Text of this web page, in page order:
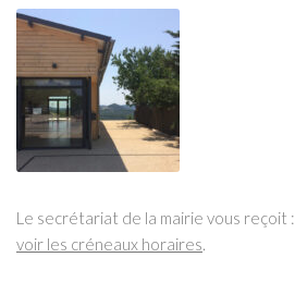
Le secrétariat de la mairie vous reçoit :
voir les créneaux horaires